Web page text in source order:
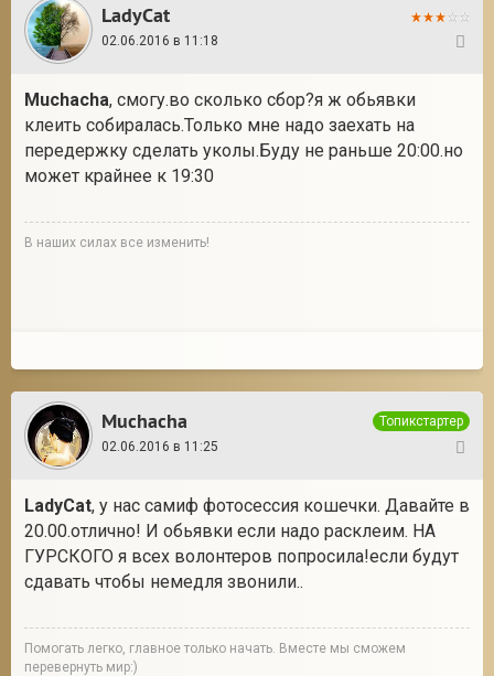
LadyCat
02.06.2016 в 11:18
Muchacha, смогу.во сколько сбор?я ж обьявки
клеить собиралась.Только мне надо заехать на
передержку сделать уколы.Буду не раньше 20:00.но
может крайнее к 19:30
В наших силах все изменить!
Muchacha
Топикстартер
02.06.2016 в 11:25
LadyCat, у нас самиф фотосессия кошечки. Давайте в
20.00.отлично! И обьявки если надо расклеим. НА
ГУРСКОГО я всех волонтеров попросила!если будут
сдавать чтобы немедля звонили..
Помогать легко, главное только начать. Вместе мы сможем
перевернуть мир:)